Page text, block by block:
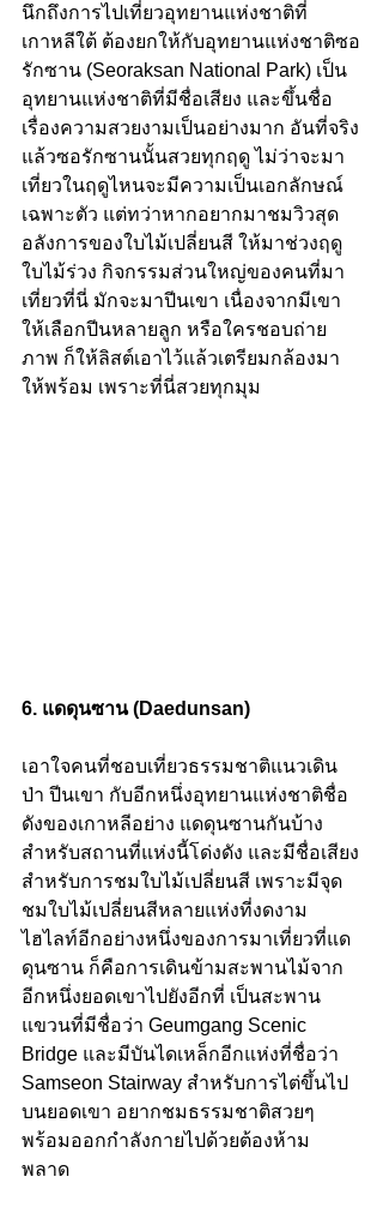
นึกถึงการไปเที่ยวอุทยานแห่งชาติที่
เกาหลีใต้ ต้องยกให้กับอุทยานแห่งชาติซอ
รักซาน (Seoraksan National Park) เป็น
อุทยานแห่งชาติที่มีชื่อเสียง และขึ้นชื่อ
เรื่องความสวยงามเป็นอย่างมาก อันที่จริง
แล้วซอรักซานนั้นสวยทุกฤดู ไม่ว่าจะมา
เที่ยวในฤดูไหนจะมีความเป็นเอกลักษณ์
เฉพาะตัว แต่ทว่าหากอยากมาชมวิวสุด
อลังการของใบไม้เปลี่ยนสี ให้มาช่วงฤดู
ใบไม้ร่วง กิจกรรมส่วนใหญ่ของคนที่มา
เที่ยวที่นี่ มักจะมาปีนเขา เนื่องจากมีเขา
ให้เลือกปีนหลายลูก หรือใครชอบถ่าย
ภาพ ก็ให้ลิสต์เอาไว้แล้วเตรียมกล้องมา
ให้พร้อม เพราะที่นี่สวยทุกมุม
6. แดดุนซาน (Daedunsan)
เอาใจคนที่ชอบเที่ยวธรรมชาติแนวเดิน
ป่า ปีนเขา กับอีกหนึ่งอุทยานแห่งชาติชื่อ
ดังของเกาหลีอย่าง แดดุนซานกันบ้าง
สำหรับสถานที่แห่งนี้โด่งดัง และมีชื่อเสียง
สำหรับการชมใบไม้เปลี่ยนสี เพราะมีจุด
ชมใบไม้เปลี่ยนสีหลายแห่งที่งดงาม
ไฮไลท์อีกอย่างหนึ่งของการมาเที่ยวที่แด
ดุนซาน ก็คือการเดินข้ามสะพานไม้จาก
อีกหนึ่งยอดเขาไปยังอีกที่ เป็นสะพาน
แขวนที่มีชื่อว่า Geumgang Scenic
Bridge และมีบันไดเหล็กอีกแห่งที่ชื่อว่า
Samseon Stairway สำหรับการไต่ขึ้นไป
บนยอดเขา อยากชมธรรมชาติสวยๆ
พร้อมออกกำลังกายไปด้วยต้องห้าม
พลาด